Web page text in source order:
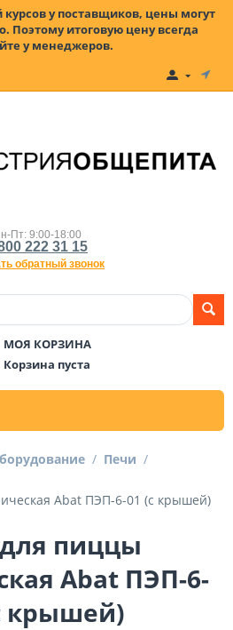
у поставщиков, цены могут
Поэтому итоговую цену всегда
у менеджеров.
Пт: 9:00-18:00
222 31 15
обратный звонок
МОЯ КОРЗИНА
Корзина пуста
/ Печи /
Abat ПЭП-6-01 (с крышей)
пиццы
Abat ПЭП-6-
крышей)